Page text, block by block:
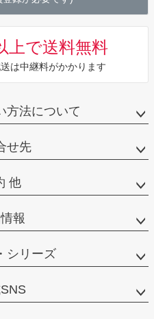
上で送料無料
は中継料がかかります
方法について
せ先
他
報
シリーズ